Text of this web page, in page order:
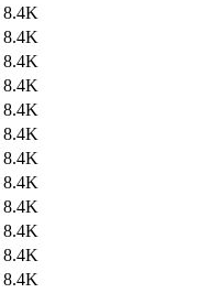
8.4K
8.4K
8.4K
8.4K
8.4K
8.4K
8.4K
8.4K
8.4K
8.4K
8.4K
8.4K